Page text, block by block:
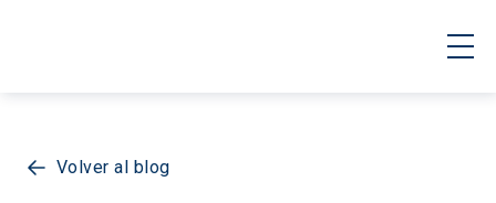
Volver al blog